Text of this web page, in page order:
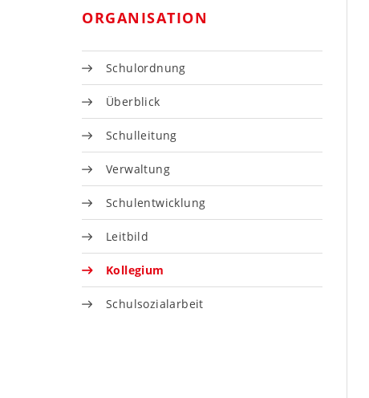
ORGANISATION
Schulordnung
Überblick
Schulleitung
Verwaltung
Schulentwicklung
Leitbild
Kollegium
Schulsozialarbeit